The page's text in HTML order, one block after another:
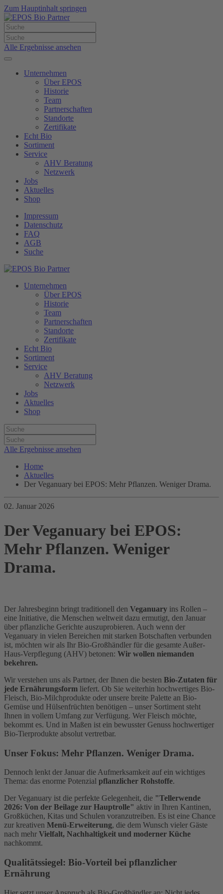
Zum Hauptinhalt springen
Alle Ergebnisse ansehen
Unternehmen
Über EPOS
Historie
Team
Partnerschaften
Standorte
Zertifikate
Echt Bio
Sortiment
Service
AHV Beratung
Netzwerk
Jobs
Aktuelles
Shop
Impressum
Datenschutz
FAQ
AGB
Suche
Unternehmen
Über EPOS
Historie
Team
Partnerschaften
Standorte
Zertifikate
Echt Bio
Sortiment
Service
AHV Beratung
Netzwerk
Jobs
Aktuelles
Shop
Alle Ergebnisse ansehen
Home
Aktuelles
Der Veganuary bei EPOS: Mehr Pflanzen. Weniger Drama.
02. Januar 2026
Der Veganuary bei EPOS:
Mehr Pflanzen. Weniger
Drama.
Der Jahresbeginn bringt traditionell den Veganuary ins Rollen –
eine Initiative, die Menschen weltweit dazu ermutigt, den Januar
über pflanzliche Gerichte auszuprobieren. Auch wenn der
Veganuary in vielen Bereichen mit starken Botschaften verbunden
ist, möchten wir als Ihr Bio-Großhändler für die gesamte Außer-
Haus-Verpflegung (AHV) betonen: Wir wollen niemanden
bekehren.
Wir verstehen uns als Partner, der Ihnen die besten Bio-Zutaten für
jede Ernährungsform liefert. Ob Sie weiterhin hochwertiges Bio-
Fleisch, Bio-Milchprodukte oder unsere breite Palette an Bio-
Gemüse und Hülsenfrüchten benötigen – unser Sortiment steht
Ihnen in vollem Umfang zur Verfügung. Wer Fleisch möchte,
bekommt es. Und in Maßen ist ein bewusster Genuss hochwertiger
Bio-Tierprodukte absolut vertretbar.
Unser Fokus: Mehr Pflanzen. Weniger Drama.
Dennoch lenkt der Januar die Aufmerksamkeit auf ein wichtiges
Thema: das enorme Potenzial pflanzlicher Rohstoffe.
Der Veganuary ist die perfekte Gelegenheit, die "Tellerwende
2026: Von der Beilage zur Hauptrolle" aktiv in Ihren Kantinen,
Großküchen, Kitas und Schulen voranzutreiben. Es ist eine Chance
zur kreativen Menü-Erweiterung, die dem Wunsch vieler Gäste
nach mehr Vielfalt, Nachhaltigkeit und moderner Küche
nachkommt.
Qualitätssiegel: Bio-Vorteil bei pflanzlicher
Ernährung